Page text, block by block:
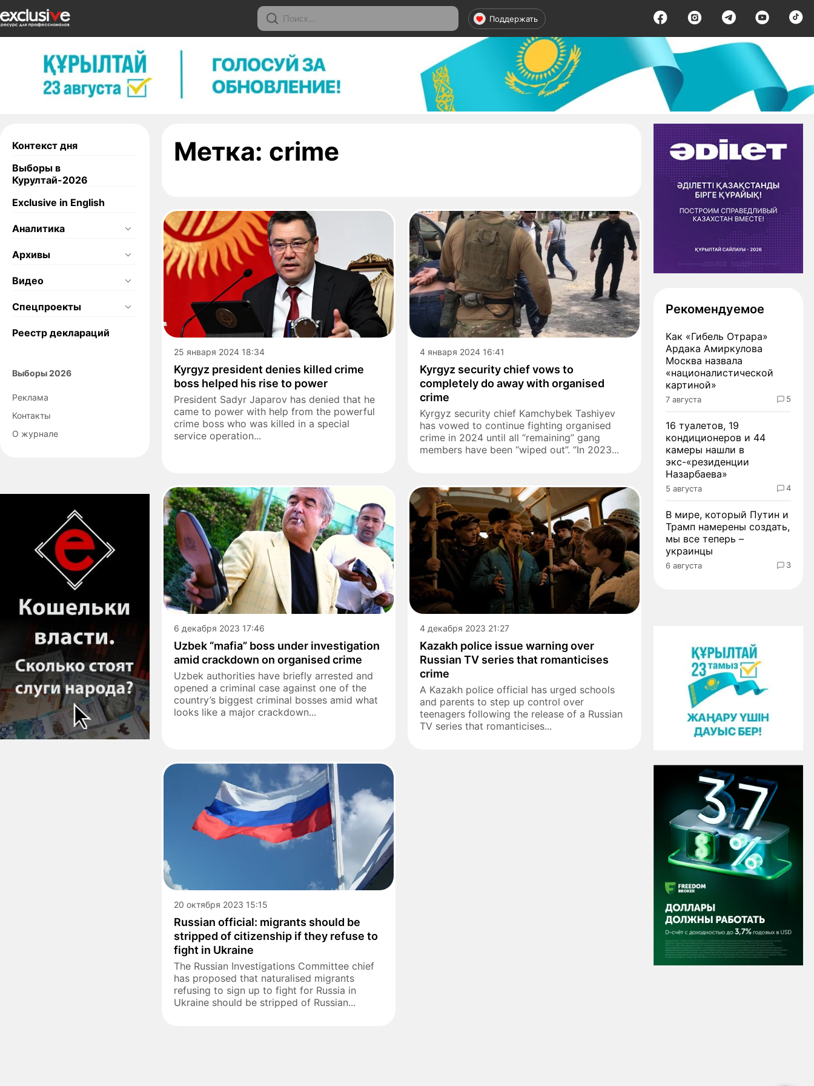
Поддержать
Контекст дня
Выборы в
Курултай-2026
Exclusive in English
Аналитика
Архивы
Видео
Спецпроекты
Реестр деклараций
Выборы 2026
Реклама
Контакты
О журнале
Метка: crime
25 января 2024 18:34
Kyrgyz president denies killed crime
boss helped his rise to power
President Sadyr Japarov has denied that he
came to power with help from the powerful
crime boss who was killed in a special
service operation...
4 января 2024 16:41
Kyrgyz security chief vows to
completely do away with organised
crime
Kyrgyz security chief Kamchybek Tashiyev
has vowed to continue fighting organised
crime in 2024 until all “remaining” gang
members have been “wiped out”. “In 2023...
6 декабря 2023 17:46
Uzbek “mafia” boss under investigation
amid crackdown on organised crime
Uzbek authorities have briefly arrested and
opened a criminal case against one of the
country’s biggest criminal bosses amid what
looks like a major crackdown...
4 декабря 2023 21:27
Kazakh police issue warning over
Russian TV series that romanticises
crime
A Kazakh police official has urged schools
and parents to step up control over
teenagers following the release of a Russian
TV series that romanticises...
20 октября 2023 15:15
Russian official: migrants should be
stripped of citizenship if they refuse to
fight in Ukraine
The Russian Investigations Committee chief
has proposed that naturalised migrants
refusing to sign up to fight for Russia in
Ukraine should be stripped of Russian...
Рекомендуемое
Как «Гибель Отрара»
Ардака Амиркулова
Москва назвала
«националистической
картиной»
7 августа 5
16 туалетов, 19
кондиционеров и 44
камеры нашли в
экс-«резиденции
Назарбаева»
5 августа 4
В мире, который Путин и
Трамп намерены создать,
мы все теперь –
украинцы
6 августа 3